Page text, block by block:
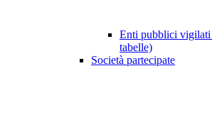
Enti pubblici vigilati
tabelle)
Società partecipate